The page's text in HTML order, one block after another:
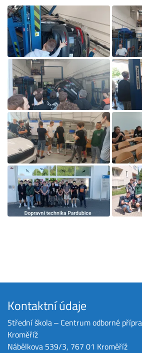
Kontaktní údaje
Střední škola ‒ Centrum odborné
Kroměříž
Nábělkova 539/3, 767 01 Kroměříž